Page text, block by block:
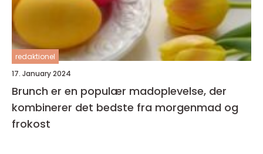
redaktionel
17. January 2024
Brunch er en populær madoplevelse, der
kombinerer det bedste fra morgenmad og
frokost